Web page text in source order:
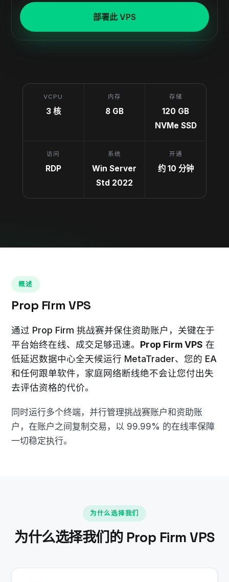
部署此 VPS
VCPU
3 核
内存
8 GB
存储
120 GB
NVMe SSD
访问
RDP
系统
Win Server
Std 2022
开通
约 10 分钟
概述
Prop Firm VPS
通过 Prop Firm 挑战赛并保住资助账户，关键在于
平台始终在线、成交足够迅速。 Prop Firm VPS 在
低延迟数据中心全天候运行 MetaTrader、您的 EA
和任何跟单软件，家庭网络断线绝不会让您付出失
去评估资格的代价。
同时运行多个终端，并行管理挑战赛账户和资助账
户，在账户之间复制交易，以 99.99% 的在线率保障
一切稳定执行。
为什么选择我们
为什么选择我们的 Prop Firm VPS